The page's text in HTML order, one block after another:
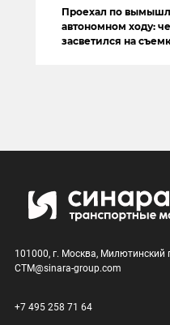
Проехал по
автономном ходу:
засветился на
101000, г. Москва, Милютинский
CTM@sinara-group.com
+7 495 258 71 64